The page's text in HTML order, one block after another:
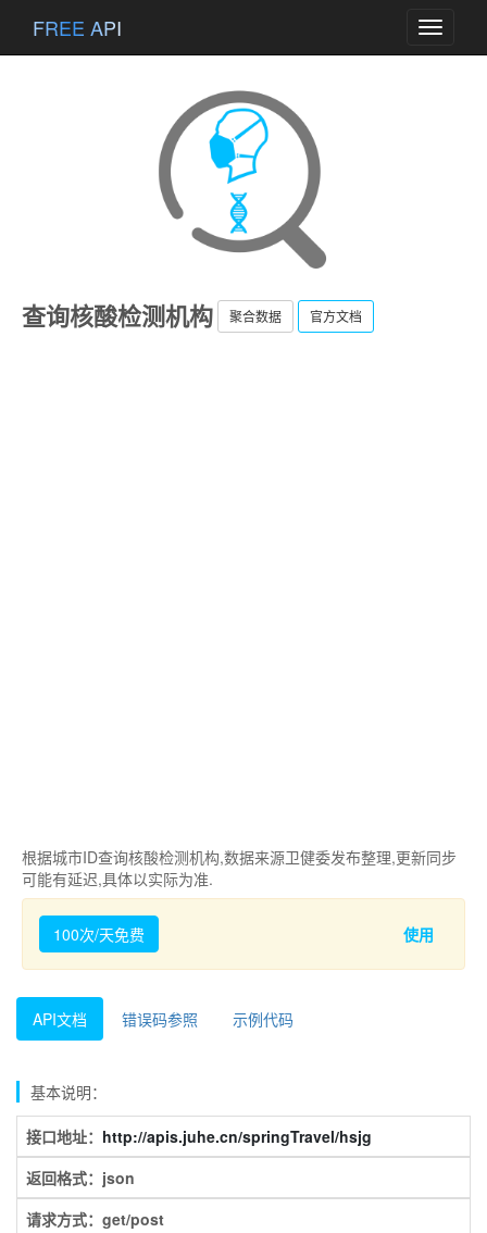
Toggle
FREE API
查询核酸检测机构 聚合数据 官方文档
根据城市ID查询核酸检测机构,数据来源卫健委发布整理,更新同步
可能有延迟,具体以实际为准.
100次/天免费 使用
API文档 错误码参照 示例代码
基本说明：
接口地址： http://apis.juhe.cn/springTravel/hsjg
返回格式：json
请求方式：get/post